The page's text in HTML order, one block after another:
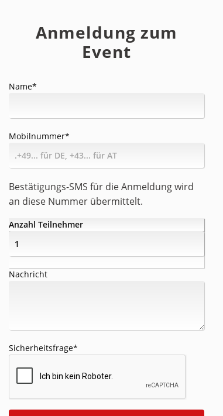
Anmeldung zum
Event
Name*
Mobilnummer*
Bestätigungs-SMS für die Anmeldung wird
an diese Nummer übermittelt.
Anzahl Teilnehmer
Nachricht
Sicherheitsfrage*